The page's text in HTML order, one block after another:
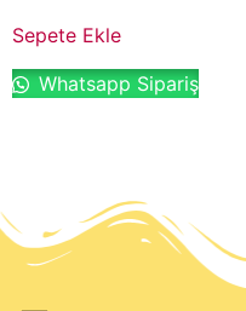
Sepete Ekle
Whatsapp Sipariş